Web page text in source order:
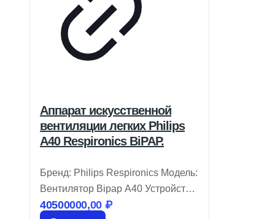
Аппарат искусственной
вентиляции легких Philips
A40 Respironics BiPAP.
Бренд: Philips Respironics Модель:
Вентилятор Bipap A40 Устройство
Philips Respironics BiPAP A40
40500000,00 ₽